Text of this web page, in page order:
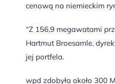
cenową na niemieckim
“Z 156,9 megawatami
Hartmut Broesamle,
jej portfela.
wpd zdobyła około 300